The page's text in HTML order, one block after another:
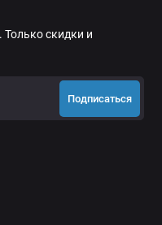
скидки и
Подписаться